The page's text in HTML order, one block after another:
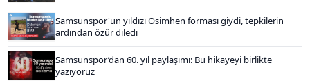
Samsunspor'un yıldızı Osimhen forması giydi, tepkilerin
ardından özür diledi
Samsunspor’dan 60. yıl paylaşımı: Bu hikayeyi birlikte
yazıyoruz